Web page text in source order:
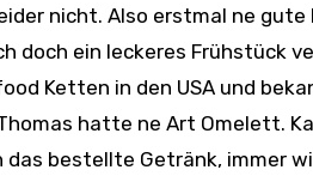
nicht. Also erstmal ne
doch ein leckeres Frühstück
Ketten in den USA und
hatte ne Art Omelett.
das bestellte Getränk, immer